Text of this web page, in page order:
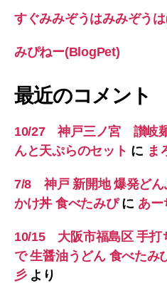
すぐみみぞうはみみぞう
みぴねー(BlogPet)
最近のコメント
10/27 神戸三ノ宮 讃岐
んと天ぷらのセット に ま
7/8 神戸 新開地 爆発どん
かけ丼 食べたみぴに あー
10/15 大阪市福島区 手打
で 生醤油うどん 食べたみ
彡より